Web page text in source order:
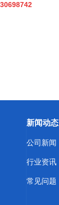
新闻动态
公司新闻
行业资讯
常见问题